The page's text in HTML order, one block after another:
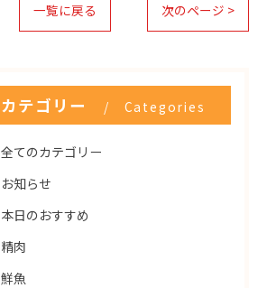
一覧に戻る 次のページ >
カテゴリー Categories
全てのカテゴリー
お知らせ
本日のおすすめ
精肉
鮮魚